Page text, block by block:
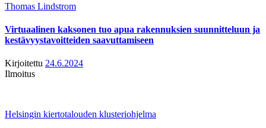
Thomas Lindstrom
Virtuaalinen kaksonen tuo apua rakennuksien suunnitteluun ja
kestävyystavoitteiden saavuttamiseen
Kirjoitettu 24.6.2024
Ilmoitus
Helsingin kiertotalouden klusteriohjelma